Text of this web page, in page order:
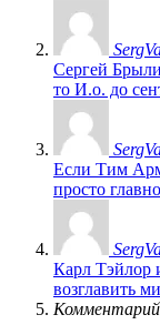
Сергей
то И.о. до
Если Тим
просто
Карл Тэйлор
возглавить
Комментарий